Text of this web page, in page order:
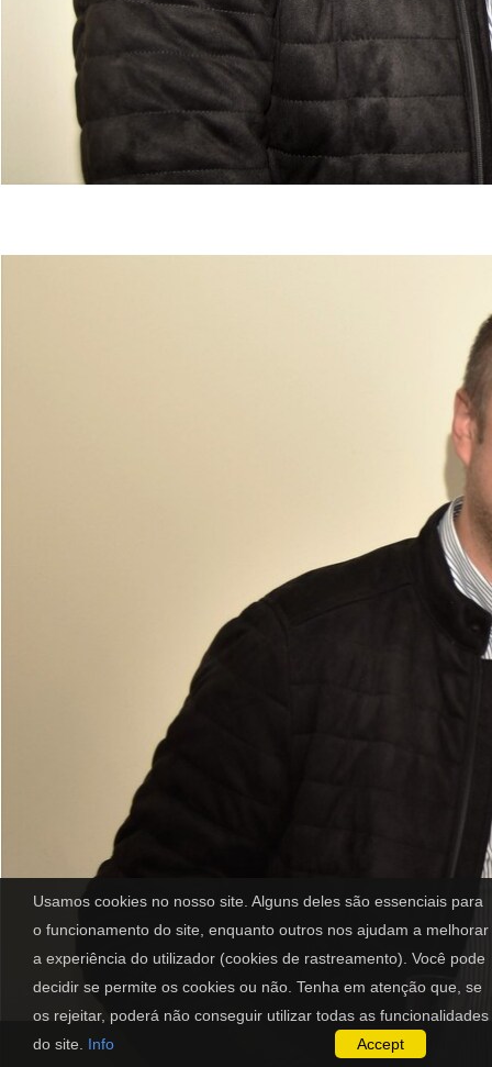
Usamos cookies no nosso site. Alguns deles são essenciais para
o funcionamento do site, enquanto outros nos ajudam a melhorar
a experiência do utilizador (cookies de rastreamento). Você pode
decidir se permite os cookies ou não. Tenha em atenção que, se
os rejeitar, poderá não conseguir utilizar todas as funcionalidades
do site. Info Accept